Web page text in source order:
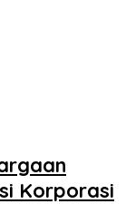
Korporasi